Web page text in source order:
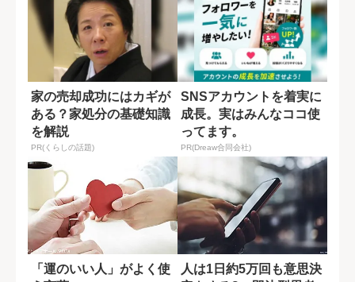
家の売却成功にはカギが
ある？家処分の基礎知識
を解説
PR(くらしの話題)
SNSアカウントを着実に
成長。実はみんなココ使
ってます。
PR(Dreaw合同会社)
「運のいい人」がよく使
人は1日約5万回も意思決